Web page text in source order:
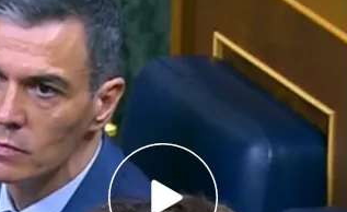
"Sánchez dimisión" y toques de
Armengol en la sesión de control
sin escuchar la respuesta de
de respeto"